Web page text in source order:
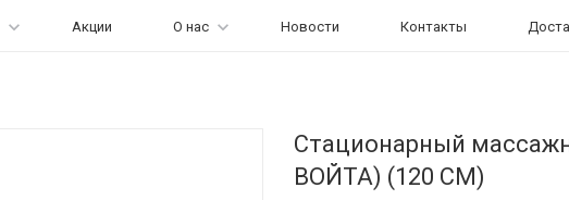
Акции О нас Новости Контакты
Стационарный
ВОЙТА) (120 CM)